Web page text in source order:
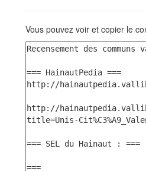
Vous pouvez voir et copier le